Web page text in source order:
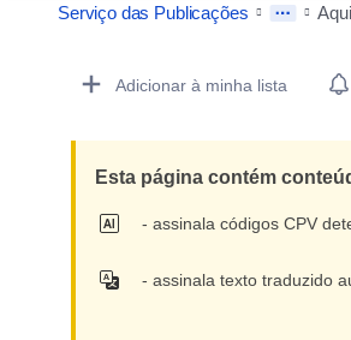
Serviço das Publicações
Procurement Detail
Adicionar à minha lista
Esta página contém
- assinala códigos CPV
- assinala texto traduzido